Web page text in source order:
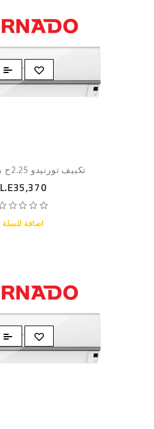
تكييف تورنيدو 2.25ح بارد ساخن
L.E35,370
اضافة للسلة